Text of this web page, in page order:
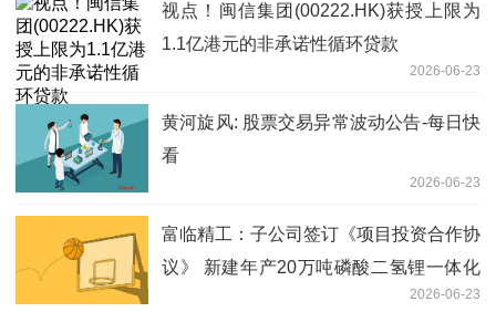
视点！闽信集团(00222.HK)获授上限为
1.1亿港元的非承诺性循环贷款
2026-06-23
黄河旋风: 股票交易异常波动公告-每日快
看
2026-06-23
富临精工：子公司签订《项目投资合作协
议》 新建年产20万吨磷酸二氢锂一体化
项目及配套10万吨热法磷酸项目2026-06-23